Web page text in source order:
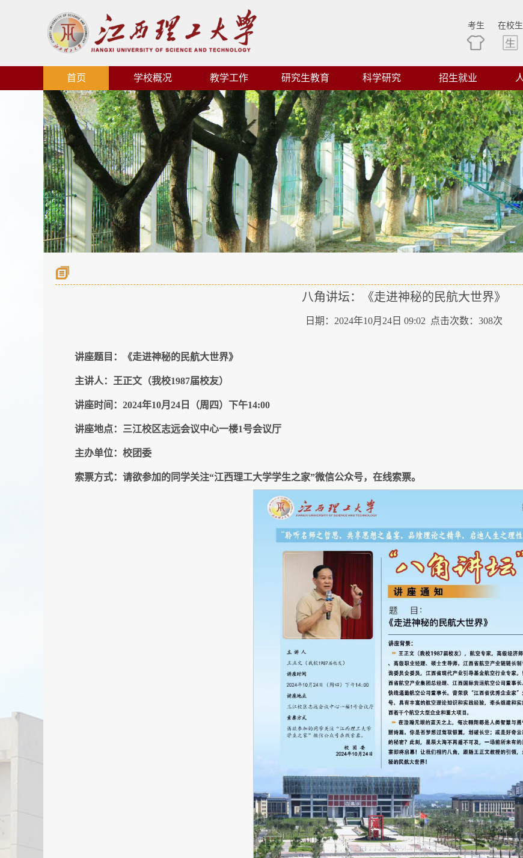
考生 在校生
首页 学校概况 教学工作 研究生教育 科学研究 招生就业
八角讲坛：《走进神秘的民航大世界》
日期：2024年10月24日 09:02 点击次数： 308次
讲座题目：《走进神秘的民航大世界》
主讲人：王正文（我校1987届校友）
讲座时间：2024年10月24日（周四）下午14:00
讲座地点：三江校区志远会议中心一楼1号会议厅
主办单位：校团委
索票方式：请欲参加的同学关注“江西理工大学学生之家”微信公众号，在线索票。